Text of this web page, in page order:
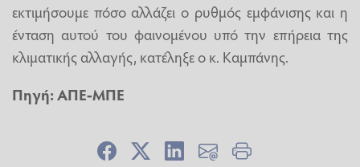
εκτιμήσουμε πόσο αλλάζει ο ρυθμός εμφάνισης και η
ένταση αυτού του φαινομένου υπό την επήρεια της
κλιματικής αλλαγής, κατέληξε ο κ. Καμπάνης.
Πηγή: ΑΠΕ-ΜΠΕ